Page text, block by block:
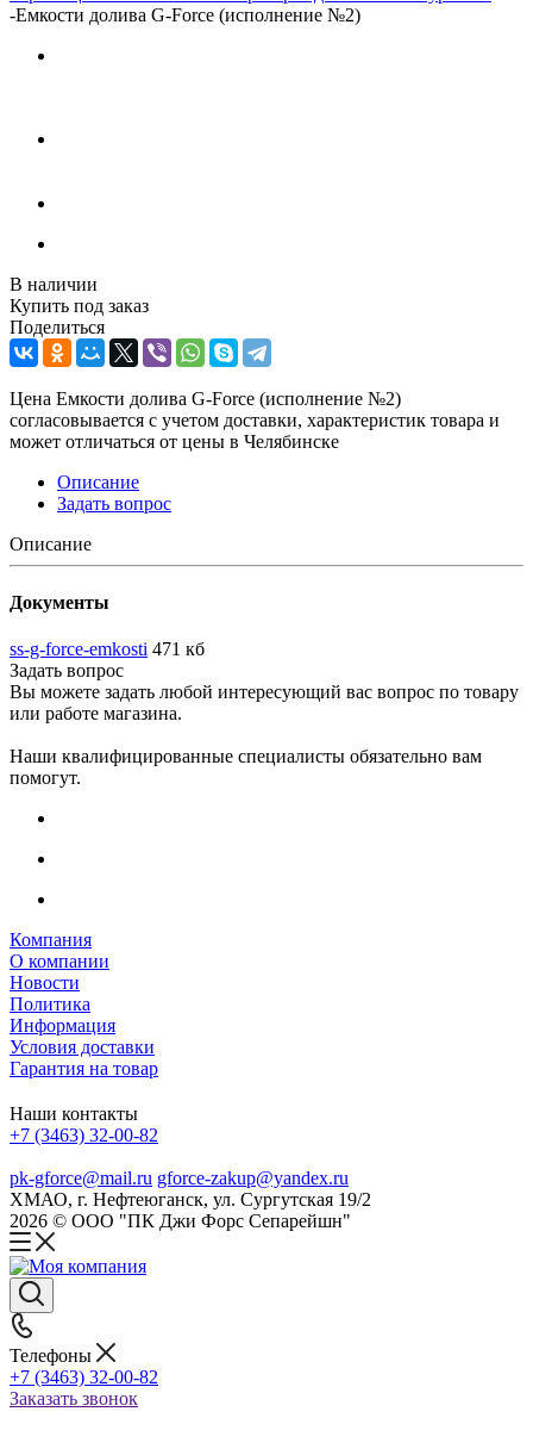
-Емкости долива G-Force (исполнение №2)
В наличии
Купить под заказ
Поделиться
Цена Емкости долива G-Force (исполнение №2)
согласовывается с учетом доставки, характеристик товара и
может отличаться от цены в Челябинске
Описание
Задать вопрос
Описание
Документы
ss-g-force-emkosti 471 кб
Задать вопрос
Вы можете задать любой интересующий вас вопрос по товару
или работе магазина.
Наши квалифицированные специалисты обязательно вам
помогут.
Компания
О компании
Новости
Политика
Информация
Условия доставки
Гарантия на товар
Наши контакты
+7 (3463) 32-00-82
pk-gforce@mail.ru gforce-zakup@yandex.ru
ХМАО, г. Нефтеюганск, ул. Сургутская 19/2
2026 © ООО "ПК Джи Форс Сепарейшн"
Телефоны
+7 (3463) 32-00-82
Заказать звонок